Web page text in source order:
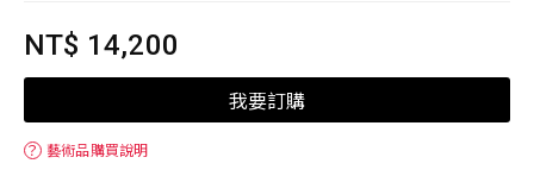
NT$ 14,200
我要訂購
？ 藝術品購買說明